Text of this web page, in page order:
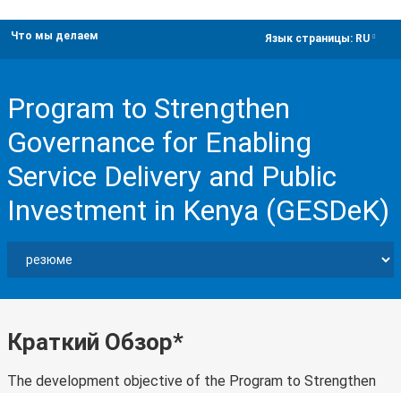
Что мы делаем Язык страницы: RU
Program to Strengthen
Governance for Enabling
Service Delivery and Public
Investment in Kenya (GESDeK)
Краткий Обзор*
The development objective of the Program to Strengthen